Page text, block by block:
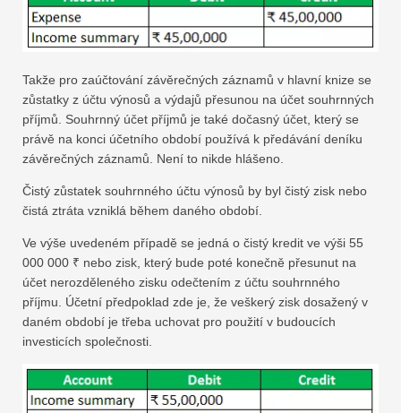
Takže pro zaúčtování závěrečných záznamů v hlavní knize se
zůstatky z účtu výnosů a výdajů přesunou na účet souhrnných
příjmů. Souhrnný účet příjmů je také dočasný účet, který se
právě na konci účetního období používá k předávání deníku
závěrečných záznamů. Není to nikde hlášeno.
Čistý zůstatek souhrnného účtu výnosů by byl čistý zisk nebo
čistá ztráta vzniklá během daného období.
Ve výše uvedeném případě se jedná o čistý kredit ve výši 55
000 000 ₹ nebo zisk, který bude poté konečně přesunut na
účet nerozděleného zisku odečtením z účtu souhrnného
příjmu. Účetní předpoklad zde je, že veškerý zisk dosažený v
daném období je třeba uchovat pro použití v budoucích
investicích společnosti.